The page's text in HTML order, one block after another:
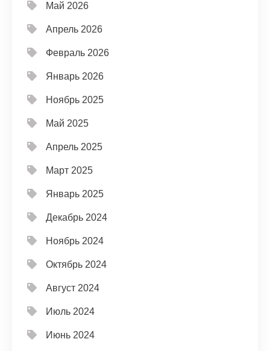
Май 2026
Апрель 2026
Февраль 2026
Январь 2026
Ноябрь 2025
Май 2025
Апрель 2025
Март 2025
Январь 2025
Декабрь 2024
Ноябрь 2024
Октябрь 2024
Август 2024
Июль 2024
Июнь 2024